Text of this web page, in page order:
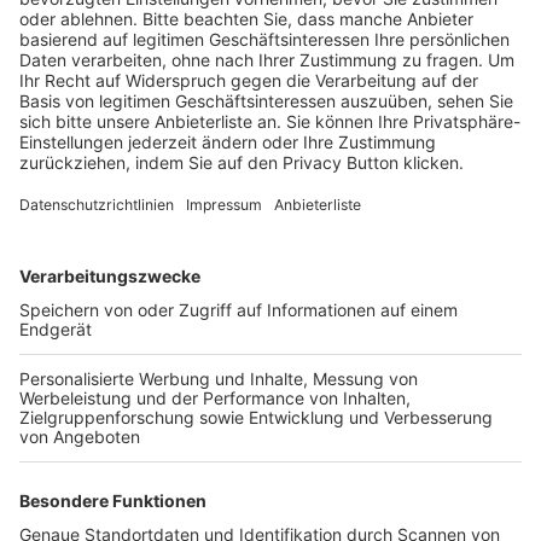
BFV-Geschäftsstellen
Trainerbörse
Login SpielPlus
FOLGE DEM BFV
TOP-VEREINE
TOP-PARTNER